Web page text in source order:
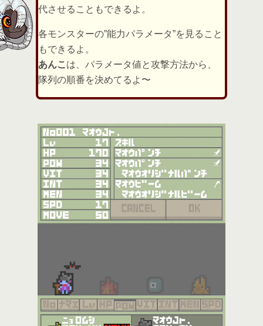
代させることもできるよ。
各モンスターの”能力パラメータ”を見ること
もできるよ。
あんこ は、パラメータ値と攻撃方法から、
隊列の順番を決めてるよ〜